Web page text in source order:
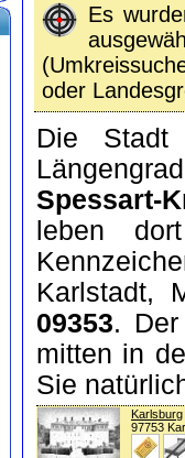
Es
oder
Die
Spessart-
leben
Karlstadt,
09353.
mitten in
Sie
Karlsburg
97753